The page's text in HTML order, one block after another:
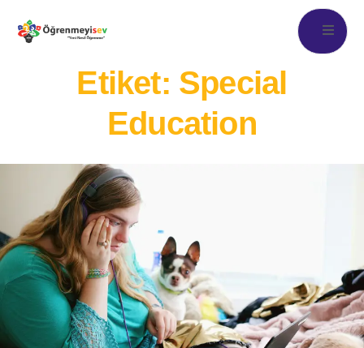
Etiket: Special
Education